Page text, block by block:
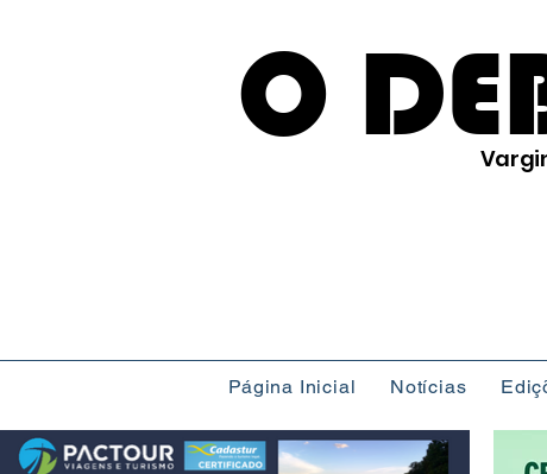
O
Página Inicial Notícias